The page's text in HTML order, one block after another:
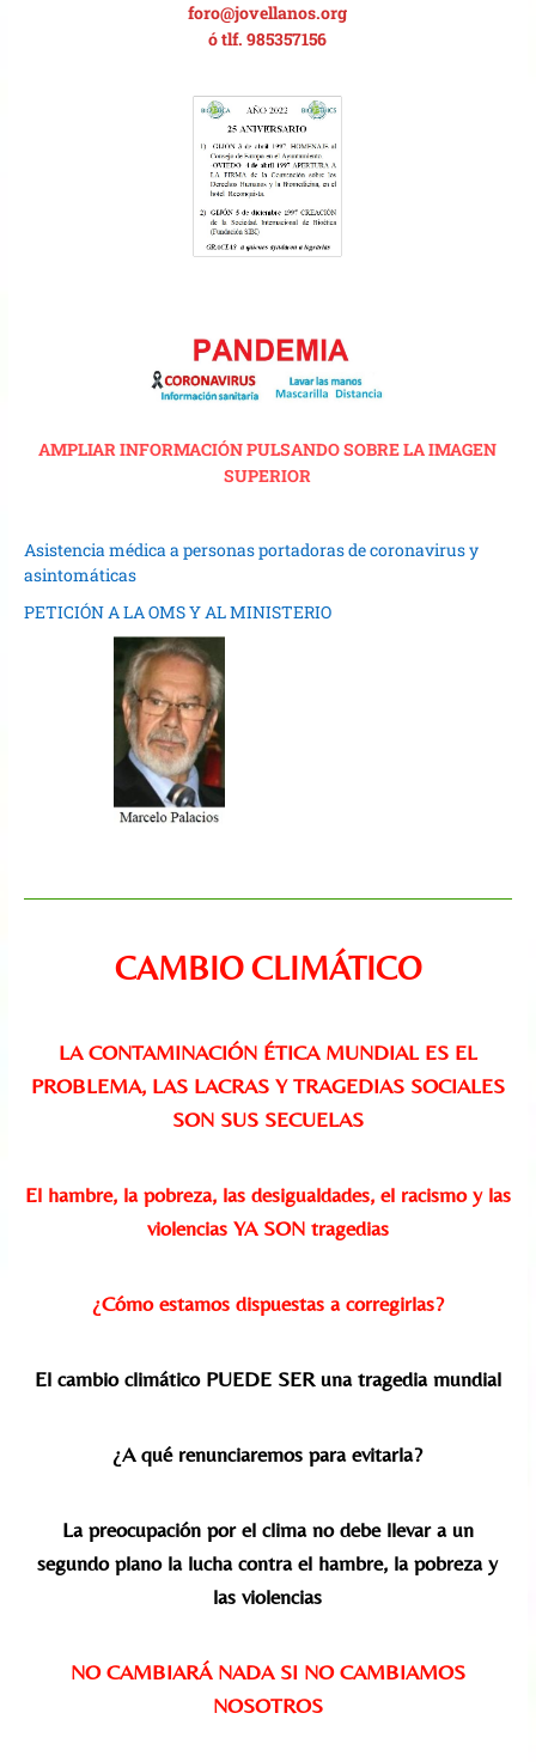
foro@jovellanos.org
ó tlf. 985357156
AMPLIAR INFORMACIÓN PULSANDO SOBRE LA IMAGEN
SUPERIOR
Asistencia médica a personas portadoras de coronavirus y
asintomáticas
PETICIÓN A LA OMS Y AL MINISTERIO
CAMBIO CLIMÁTICO
LA CONTAMINACIÓN ÉTICA MUNDIAL ES EL
PROBLEMA, LAS LACRAS Y TRAGEDIAS SOCIALES
SON SUS SECUELAS
El hambre, la pobreza, las desigualdades, el racismo y las
violencias YA SON tragedias
¿Cómo estamos dispuestas a corregirlas?
El cambio climático PUEDE SER una tragedia mundial
¿A qué renunciaremos para evitarla?
La preocupación por el clima no debe llevar a un
segundo plano la lucha contra el hambre, la pobreza y
las violencias
NO CAMBIARÁ NADA SI NO CAMBIAMOS
NOSOTROS